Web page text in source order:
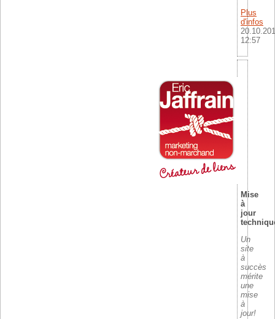
Plus
d'infos
12:57
Mise
à
jour
Un
site
à
succès
mérite
une
mise
à
jour!